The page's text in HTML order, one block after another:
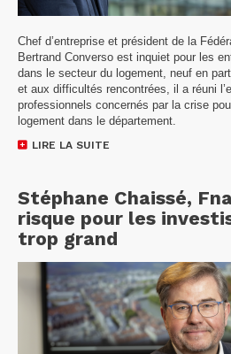
Chef d’entreprise et président de la
Bertrand Converso est inquiet pour les
dans le secteur du logement, neuf en
et aux difficultés rencontrées, il a réuni
professionnels concernés par la crise
logement dans le département.
LIRE LA SUITE
Stéphane Chaissé,
risque pour les
trop grand